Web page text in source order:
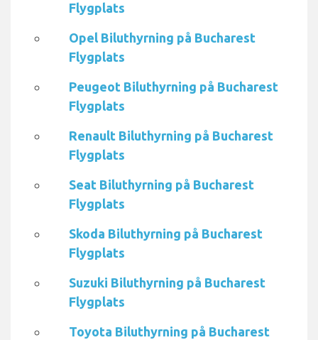
Flygplats
Opel Biluthyrning på Bucharest
Flygplats
Peugeot Biluthyrning på Bucharest
Flygplats
Renault Biluthyrning på Bucharest
Flygplats
Seat Biluthyrning på Bucharest
Flygplats
Skoda Biluthyrning på Bucharest
Flygplats
Suzuki Biluthyrning på Bucharest
Flygplats
Toyota Biluthyrning på Bucharest